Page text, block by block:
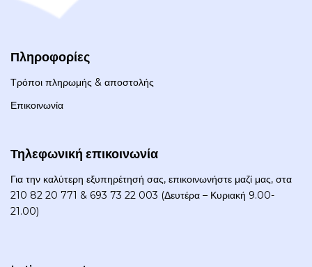
Πληροφορίες
Τρόποι πληρωμής & αποστολής
Επικοινωνία
Τηλεφωνική επικοινωνία
Για την καλύτερη εξυπηρέτησή σας, επικοινωνήστε μαζί μας, στα
210 82 20 771 & 693 73 22 003 (Δευτέρα – Κυριακή 9.00-
21.00)